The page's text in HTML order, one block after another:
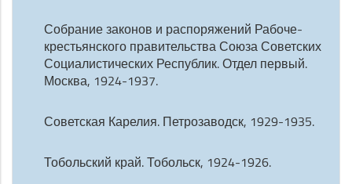
Собрание законов и распоряжений Рабоче-
крестьянского правительства Союза Советских
Социалистических Республик. Отдел первый.
Москва, 1924-1937.
Советская Карелия. Петрозаводск, 1929-1935.
Тобольский край. Тобольск, 1924-1926.